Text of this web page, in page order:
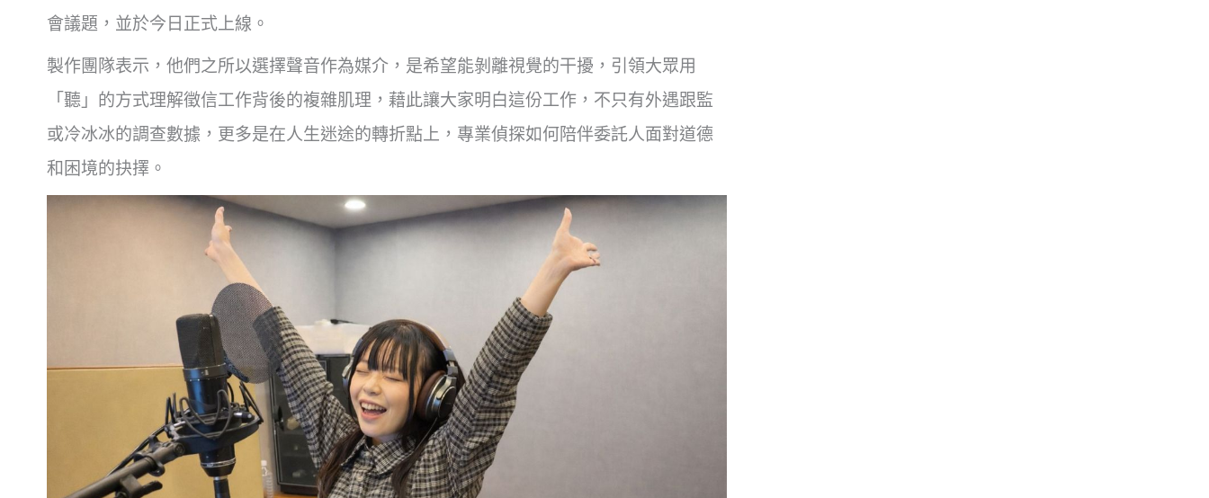
會議題，並於今日正式上線。
製作團隊表示，他們之所以選擇聲音作為媒介，是希望能剝離視覺的干擾，引領大眾用
「聽」的方式理解徵信工作背後的複雜肌理，藉此讓大家明白這份工作，不只有外遇跟監
或冷冰冰的調查數據，更多是在人生迷途的轉折點上，專業偵探如何陪伴委託人面對道德
和困境的抉擇。